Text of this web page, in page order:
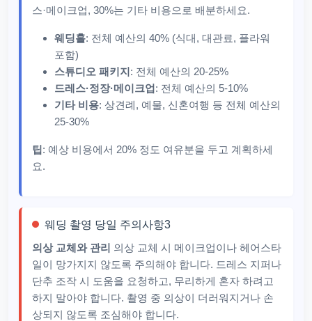
스·메이크업, 30%는 기타 비용으로 배분하세요.
웨딩홀: 전체 예산의 40% (식대, 대관료, 플라워
포함)
스튜디오 패키지: 전체 예산의 20-25%
드레스·정장·메이크업 : 전체 예산의 5-10%
기타 비용: 상견례, 예물, 신혼여행 등 전체 예산의
25-30%
팁 : 예상 비용에서 20% 정도 여유분을 두고 계획하세
요.
웨딩 촬영 당일 주의사항3
의상 교체와 관리 의상 교체 시 메이크업이나 헤어스타
일이 망가지지 않도록 주의해야 합니다. 드레스 지퍼나
단추 조작 시 도움을 요청하고, 무리하게 혼자 하려고
하지 말아야 합니다. 촬영 중 의상이 더러워지거나 손
상되지 않도록 조심해야 합니다.